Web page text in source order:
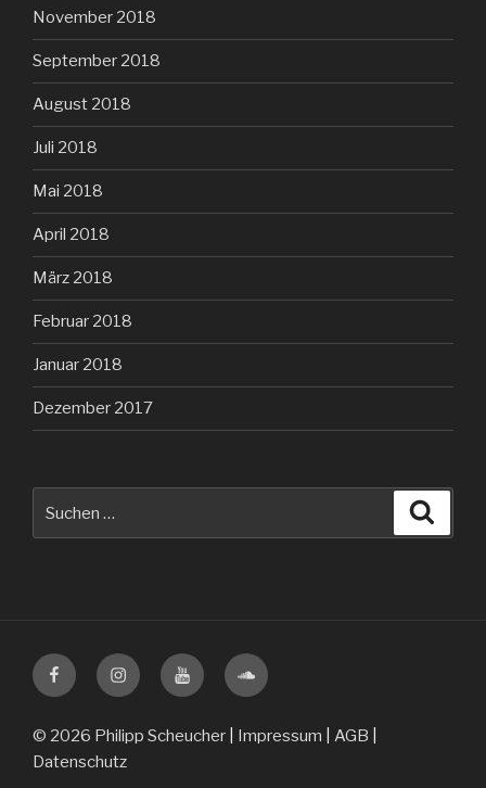
November 2018
September 2018
August 2018
Juli 2018
Mai 2018
April 2018
März 2018
Februar 2018
Januar 2018
Dezember 2017
© 2026 Philipp Scheucher Impressum AGB
Datenschutz